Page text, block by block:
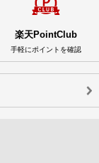
楽天PointClub
手軽にポイントを確認